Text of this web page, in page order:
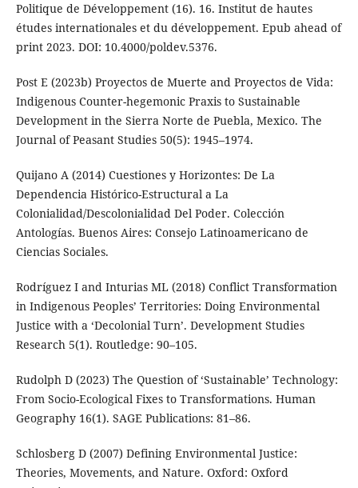
Politique de Développement (16). 16. Institut de hautes
études internationales et du développement. Epub ahead of
print 2023. DOI: 10.4000/poldev.5376.
Post E (2023b) Proyectos de Muerte and Proyectos de Vida:
Indigenous Counter-hegemonic Praxis to Sustainable
Development in the Sierra Norte de Puebla, Mexico. The
Journal of Peasant Studies 50(5): 1945–1974.
Quijano A (2014) Cuestiones y Horizontes: De La
Dependencia Histórico-Estructural a La
Colonialidad/Descolonialidad Del Poder. Colección
Antologías. Buenos Aires: Consejo Latinoamericano de
Ciencias Sociales.
Rodríguez I and Inturias ML (2018) Conflict Transformation
in Indigenous Peoples’ Territories: Doing Environmental
Justice with a ‘Decolonial Turn’. Development Studies
Research 5(1). Routledge: 90–105.
Rudolph D (2023) The Question of ‘Sustainable’ Technology:
From Socio-Ecological Fixes to Transformations. Human
Geography 16(1). SAGE Publications: 81–86.
Schlosberg D (2007) Defining Environmental Justice:
Theories, Movements, and Nature. Oxford: Oxford